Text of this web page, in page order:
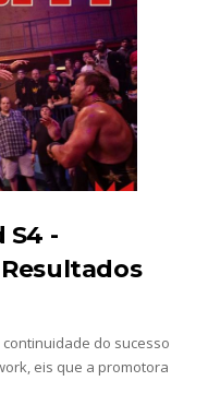
S4 -
Resultados
do sucesso
eis que a promotora